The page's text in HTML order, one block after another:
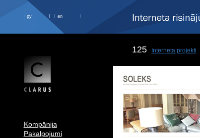
ру en
Kompānija
Pakalpojumi
125 Interneta projekti